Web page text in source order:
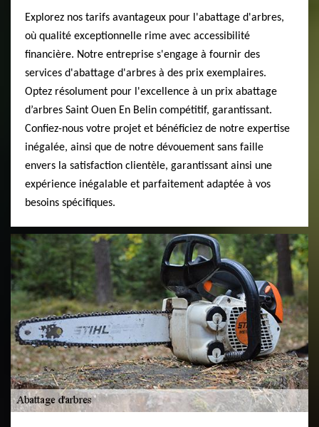
Explorez nos tarifs avantageux pour l'abattage d'arbres,
où qualité exceptionnelle rime avec accessibilité
financière. Notre entreprise s'engage à fournir des
services d'abattage d'arbres à des prix exemplaires.
Optez résolument pour l'excellence à un prix abattage
d’arbres Saint Ouen En Belin compétitif, garantissant.
Confiez-nous votre projet et bénéficiez de notre expertise
inégalée, ainsi que de notre dévouement sans faille
envers la satisfaction clientèle, garantissant ainsi une
expérience inégalable et parfaitement adaptée à vos
besoins spécifiques.